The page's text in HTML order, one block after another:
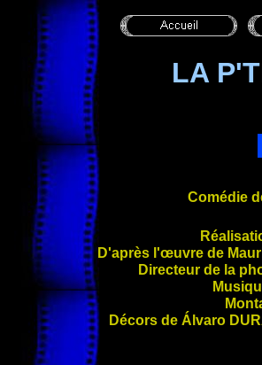
LA
Comédie
Réal
D'après l'œuvre de
Directeur de la
Décors de Álvaro